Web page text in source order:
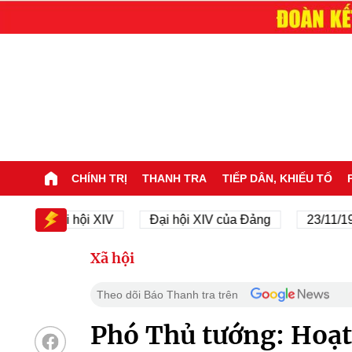
CHÍNH TRỊ THANH TRA TIẾP DÂN, KHIẾU TỐ
Đại hội XIV Đại hội XIV của Đảng 23/11/1945 -
Xã hội
Theo dõi Báo Thanh tra trên
Phó Thủ tướng: